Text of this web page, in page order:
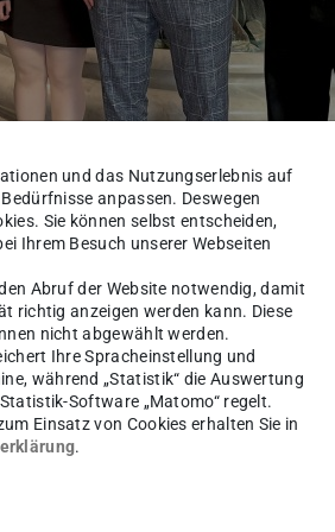
Tools (PTW) at TU
ICME Conference(wird in
in
production systems,
the future of
und das Nutzungserlebnis auf
anpassen. Deswegen
Sie können selbst entscheiden,
Ihrem Besuch unserer Webseiten
Abruf der Website notwendig, damit
richtig anzeigen werden kann. Diese
nicht abgewählt werden.
Ihre Spracheinstellung und
während „Statistik“ die Auswertung
Software „Matomo“ regelt.
Einsatz von Cookies erhalten Sie in
.